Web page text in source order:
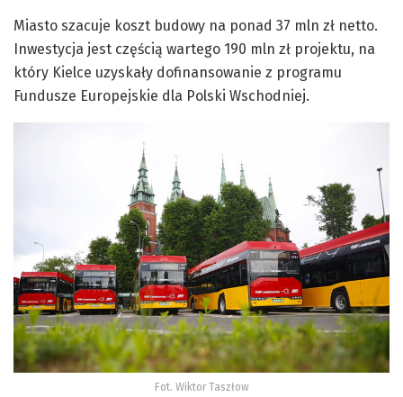
Miasto szacuje koszt budowy na ponad 37 mln zł netto.
Inwestycja jest częścią wartego 190 mln zł projektu, na
który Kielce uzyskały dofinansowanie z programu
Fundusze Europejskie dla Polski Wschodniej.
Fot. Wiktor Taszłow